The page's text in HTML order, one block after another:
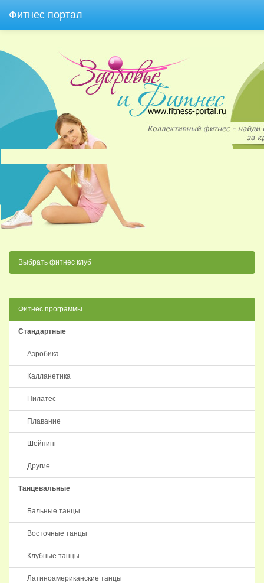
Фитнес портал
Выбрать фитнес клуб
Фитнес программы
Стандартные
Аэробика
Калланетика
Пилатес
Плавание
Шейпинг
Другие
Танцевальные
Бальные танцы
Восточные танцы
Клубные танцы
Латиноамериканские танцы